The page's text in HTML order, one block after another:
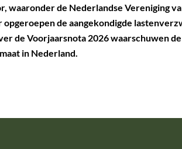
waaronder de Nederlandse Vereniging
de aangekondigde
de Voorjaarsnota 2026 waarschuwen
in Nederland.